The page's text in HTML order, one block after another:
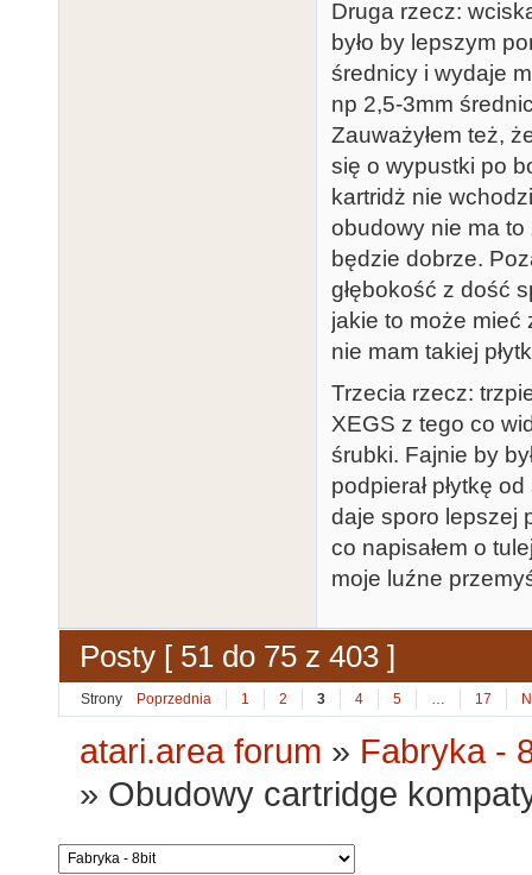
Druga rzecz:
było by lepszym
średnicy i wydaje
np 2,5-3mm
Zauważyłem też,
się o wypustki po
kartridż nie
obudowy nie ma to
będzie dobrze.
głębokość z dość
jakie to może mieć
nie mam takiej
Trzecia rzecz:
XEGS z tego co
śrubki. Fajnie by
podpierał płytkę
daje sporo lepszej
co napisałem o
moje luźne
Posty [ 51 do 75 z 403 ]
Strony Poprzednia 1 2 3 4 5 … 17
atari.area forum » Fabryka -
» Obudowy cartridge